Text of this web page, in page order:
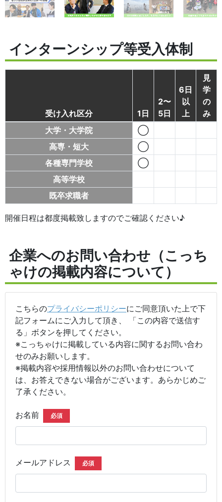
インターンシップ等受入体制
受け入れ区分 1日
2〜
5日
6日
以
上
見
学
の
み
大学・大学院
◯
高専・短大
◯
各種専門学校
◯
高等学校
既卒求職者
開催日程は都度掲載致しますのでご確認ください♪
企業へのお問い合わせ（こっち
ゃけの掲載内容について）
こちらのプライバシーポリシーにご同意頂いた上で下
記フォームにご入力して頂き、 「この内容で送信す
る」ボタンを押してください。
※こっちゃけに掲載している内容に関するお問い合わ
せのみお願いします。
※掲載内容や採用情報以外のお問い合わせについて
は、お答えできない場合がございます。あらかじめご
了承ください。
お名前 必須
メールアドレス 必須